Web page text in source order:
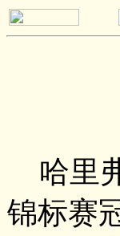
哈里
锦标赛